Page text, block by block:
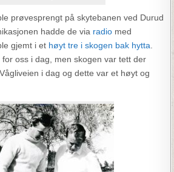
prøvesprengt på skytebanen ved Durud
hadde de via radio med
gjemt i et høyt tre i skogen bak hytta
oss i dag, men skogen var tett der
i dag og dette var et høyt og